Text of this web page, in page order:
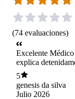
(74 evaluaciones)
Excelente
explica
escucharte,
profesionalismo.
100%.
5
genesis da silva
Julio 2026